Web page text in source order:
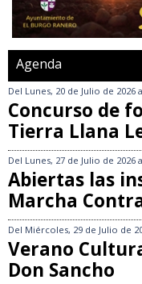
Agenda
Del Lunes, 20 de Julio de 2026
Concurso de
Tierra Llana
Del Lunes, 27 de Julio de 2026
Abiertas las
Marcha
Del Miércoles, 29 de Julio de
Verano
Don Sancho